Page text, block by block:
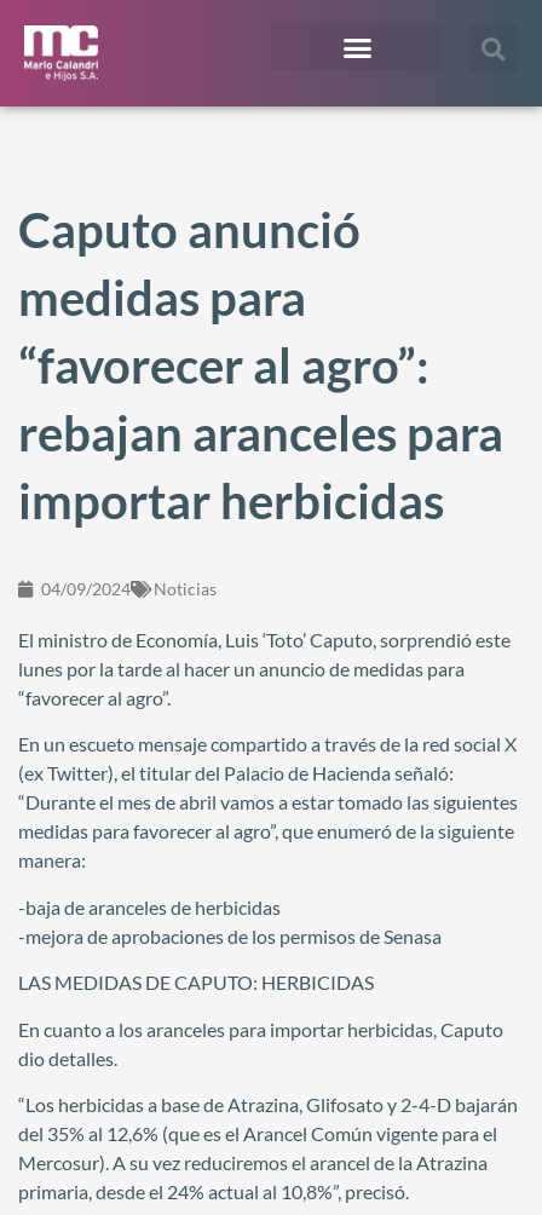
Caputo anunció
medidas para
“favorecer al agro”:
rebajan aranceles para
importar herbicidas
04/09/2024 Noticias
El ministro de Economía, Luis ‘Toto’ Caputo, sorprendió este
lunes por la tarde al hacer un anuncio de medidas para
“favorecer al agro”.
En un escueto mensaje compartido a través de la red social X
(ex Twitter), el titular del Palacio de Hacienda señaló:
“Durante el mes de abril vamos a estar tomado las siguientes
medidas para favorecer al agro”, que enumeró de la siguiente
manera:
-baja de aranceles de herbicidas
-mejora de aprobaciones de los permisos de Senasa
LAS MEDIDAS DE CAPUTO: HERBICIDAS
En cuanto a los aranceles para importar herbicidas, Caputo
dio detalles.
“Los herbicidas a base de Atrazina, Glifosato y 2-4-D bajarán
del 35% al 12,6% (que es el Arancel Común vigente para el
Mercosur). A su vez reduciremos el arancel de la Atrazina
primaria, desde el 24% actual al 10,8%”, precisó.